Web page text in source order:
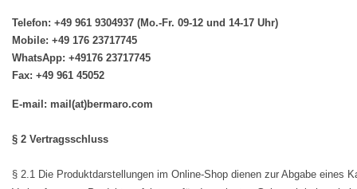
Telefon: +49 961 9304937 (Mo.-Fr. 09-12 und 14-17 Uhr)
Mobile: +49 176 23717745
WhatsApp: +49176 23717745
Fax: +49 961 45052
E-mail: mail(at)bermaro.com
§ 2 Vertragsschluss
§ 2.1 Die Produktdarstellungen im Online-Shop dienen zur Abgabe eines